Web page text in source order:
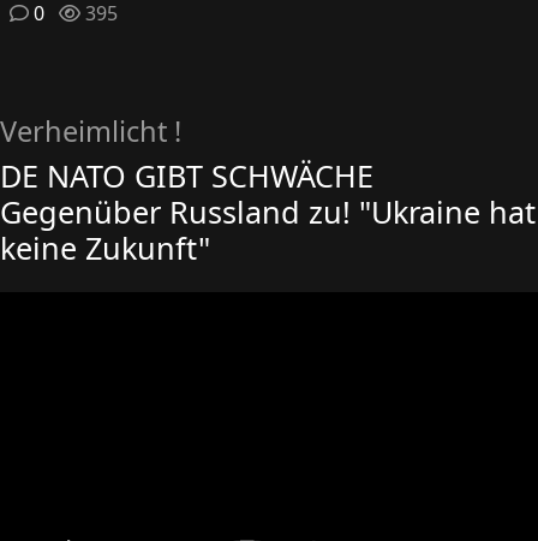
0
395
Verheimlicht !
DE NATO GIBT SCHWÄCHE
Gegenüber Russland zu! "Ukraine hat
keine Zukunft"